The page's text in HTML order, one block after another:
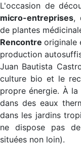
L'occasion de
micro-entreprises,
de plantes
Rencontre originale
production
Juan Bautista
culture bio et le
propre énergie. À
dans des eaux
dans les jardins
ne dispose pas
situées non loin).